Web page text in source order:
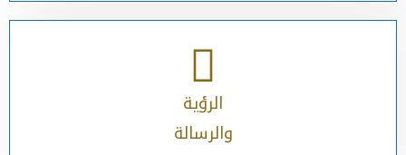
الرؤية
والرسالة​